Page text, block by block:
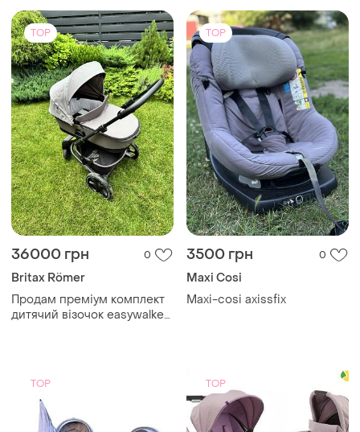
TOP
36000 грн 0
Britax Römer
Продам преміум комплект
дитячий візочок easywalker
TOP
3500 грн 0
Maxi Cosi
Maxi-cosi axissfix
TOP TOP